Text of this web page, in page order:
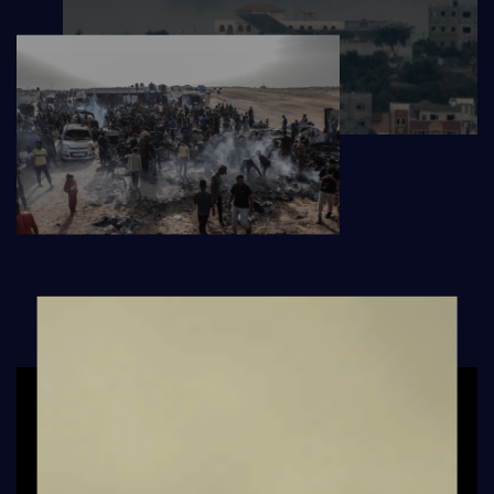
MDM
SUR LE TERRAIN
ACTUALITÉS
RESSOURCES